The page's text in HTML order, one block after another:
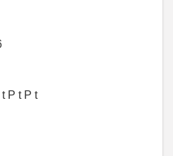
P t P t